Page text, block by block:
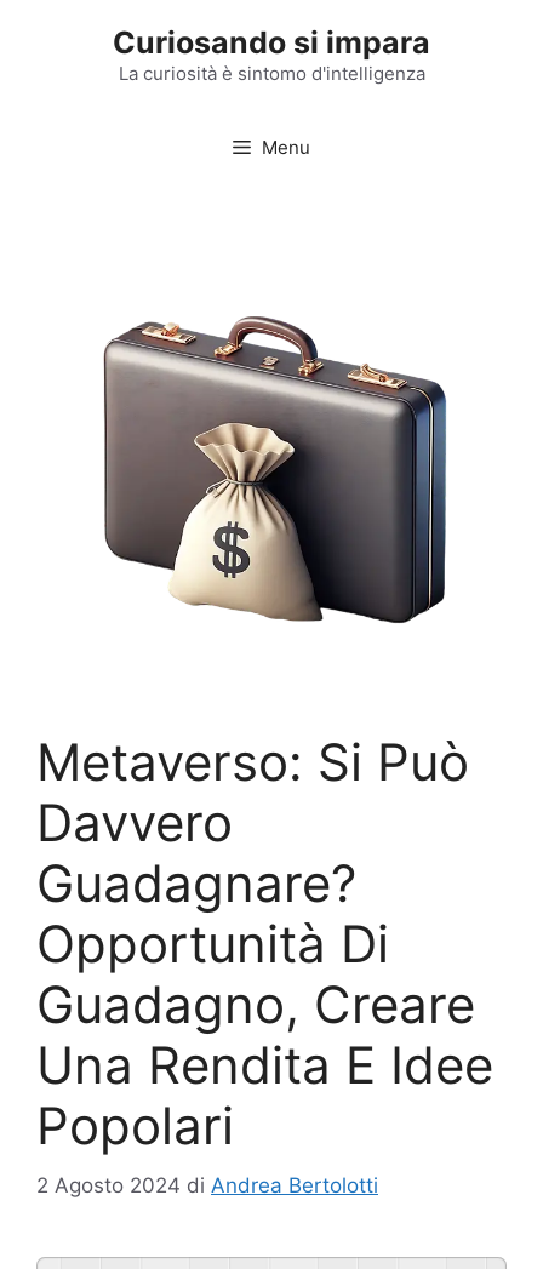
Curiosando si impara
La curiosità è sintomo d'intelligenza
Menu
Metaverso: Si Può
Davvero
Guadagnare?
Opportunità Di
Guadagno, Creare
Una Rendita E Idee
Popolari
2 Agosto 2024 di Andrea Bertolotti